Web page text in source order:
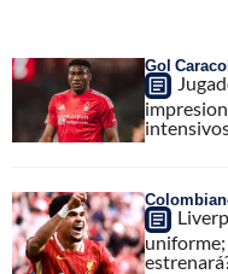
Gol
uniforme;